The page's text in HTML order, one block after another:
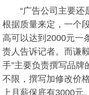
“广告公司主要还是
根据质量来定，一个
高可以达到2000元一
责人告诉记者。而谦
手”主要负责撰写品牌
不限，撰写加修改价
上月薪保底有3000元。